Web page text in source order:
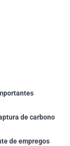
de carbono
de empregos